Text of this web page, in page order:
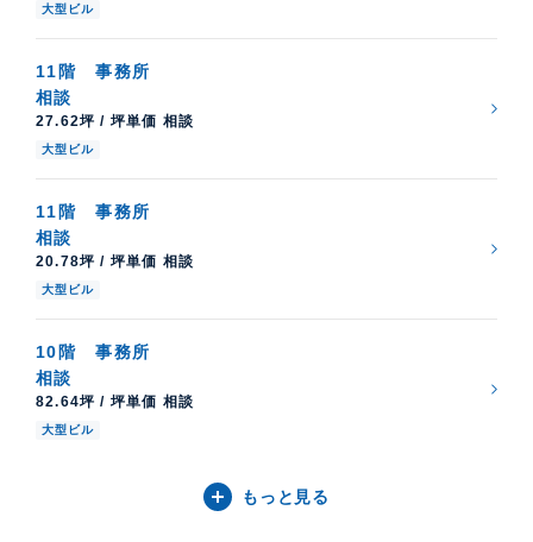
大型ビル
11階事務所
相談
27.62坪 / 坪単価 相談
大型ビル
11階事務所
相談
20.78坪 / 坪単価 相談
大型ビル
10階事務所
相談
82.64坪 / 坪単価 相談
大型ビル
もっと見る